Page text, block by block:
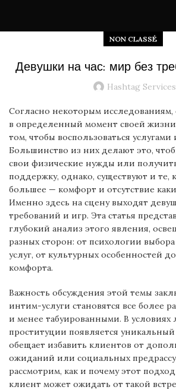
NON CLASSÉ
Девушки на час: мир без
Hashtag Services
Согласно некоторым
в определенный момент своей жизни
том, чтобы воспользоваться услугами
Большинство из них делают это,
свои физические нужды или
поддержку, однако, существуют и те,
большее — комфорт и отсутствие
Именно здесь на сцену выходят
требований и игр. Эта статья
глубокий анализ этого явления,
разных сторон: от психологии
услуг, от культурных особенностей
комфорта.
Важность обсуждения этой темы
интим-услуги становятся все более
и менее табуированными. В условиях
проституции появляется
обещает избавить клиентов от
ожиданий или социальных
рассмотрим, как и почему этот
клиент может ожидать от такой